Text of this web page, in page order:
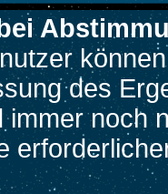
des
immer noch